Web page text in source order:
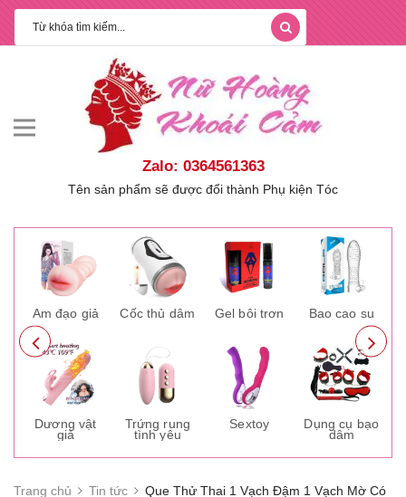
Zalo: 0364561363
Tên sản phẩm sẽ được đổi thành Phụ kiện Tóc
Âm đạo giả
Dương vật
giả
Cốc thủ dâm
Trứng rung
tình yêu
Gel bôi trơn
Sextoy
Bao cao su
Dụng cụ bạo
dâm
Trang chủ Tin tức
Que Thử Thai 1 Vạch Đậm 1 Vạch Mờ Có